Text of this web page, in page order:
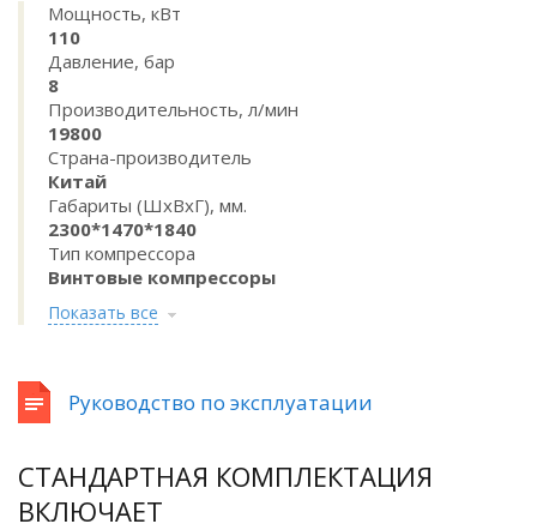
Мощность, кВт
110
Давление, бар
8
Производительность, л/мин
19800
Страна-производитель
Китай
Габариты (ШхВхГ), мм.
2300*1470*1840
Тип компрессора
Винтовые компрессоры
Показать все
Руководство по эксплуатации
СТАНДАРТНАЯ КОМПЛЕКТАЦИЯ
ВКЛЮЧАЕТ